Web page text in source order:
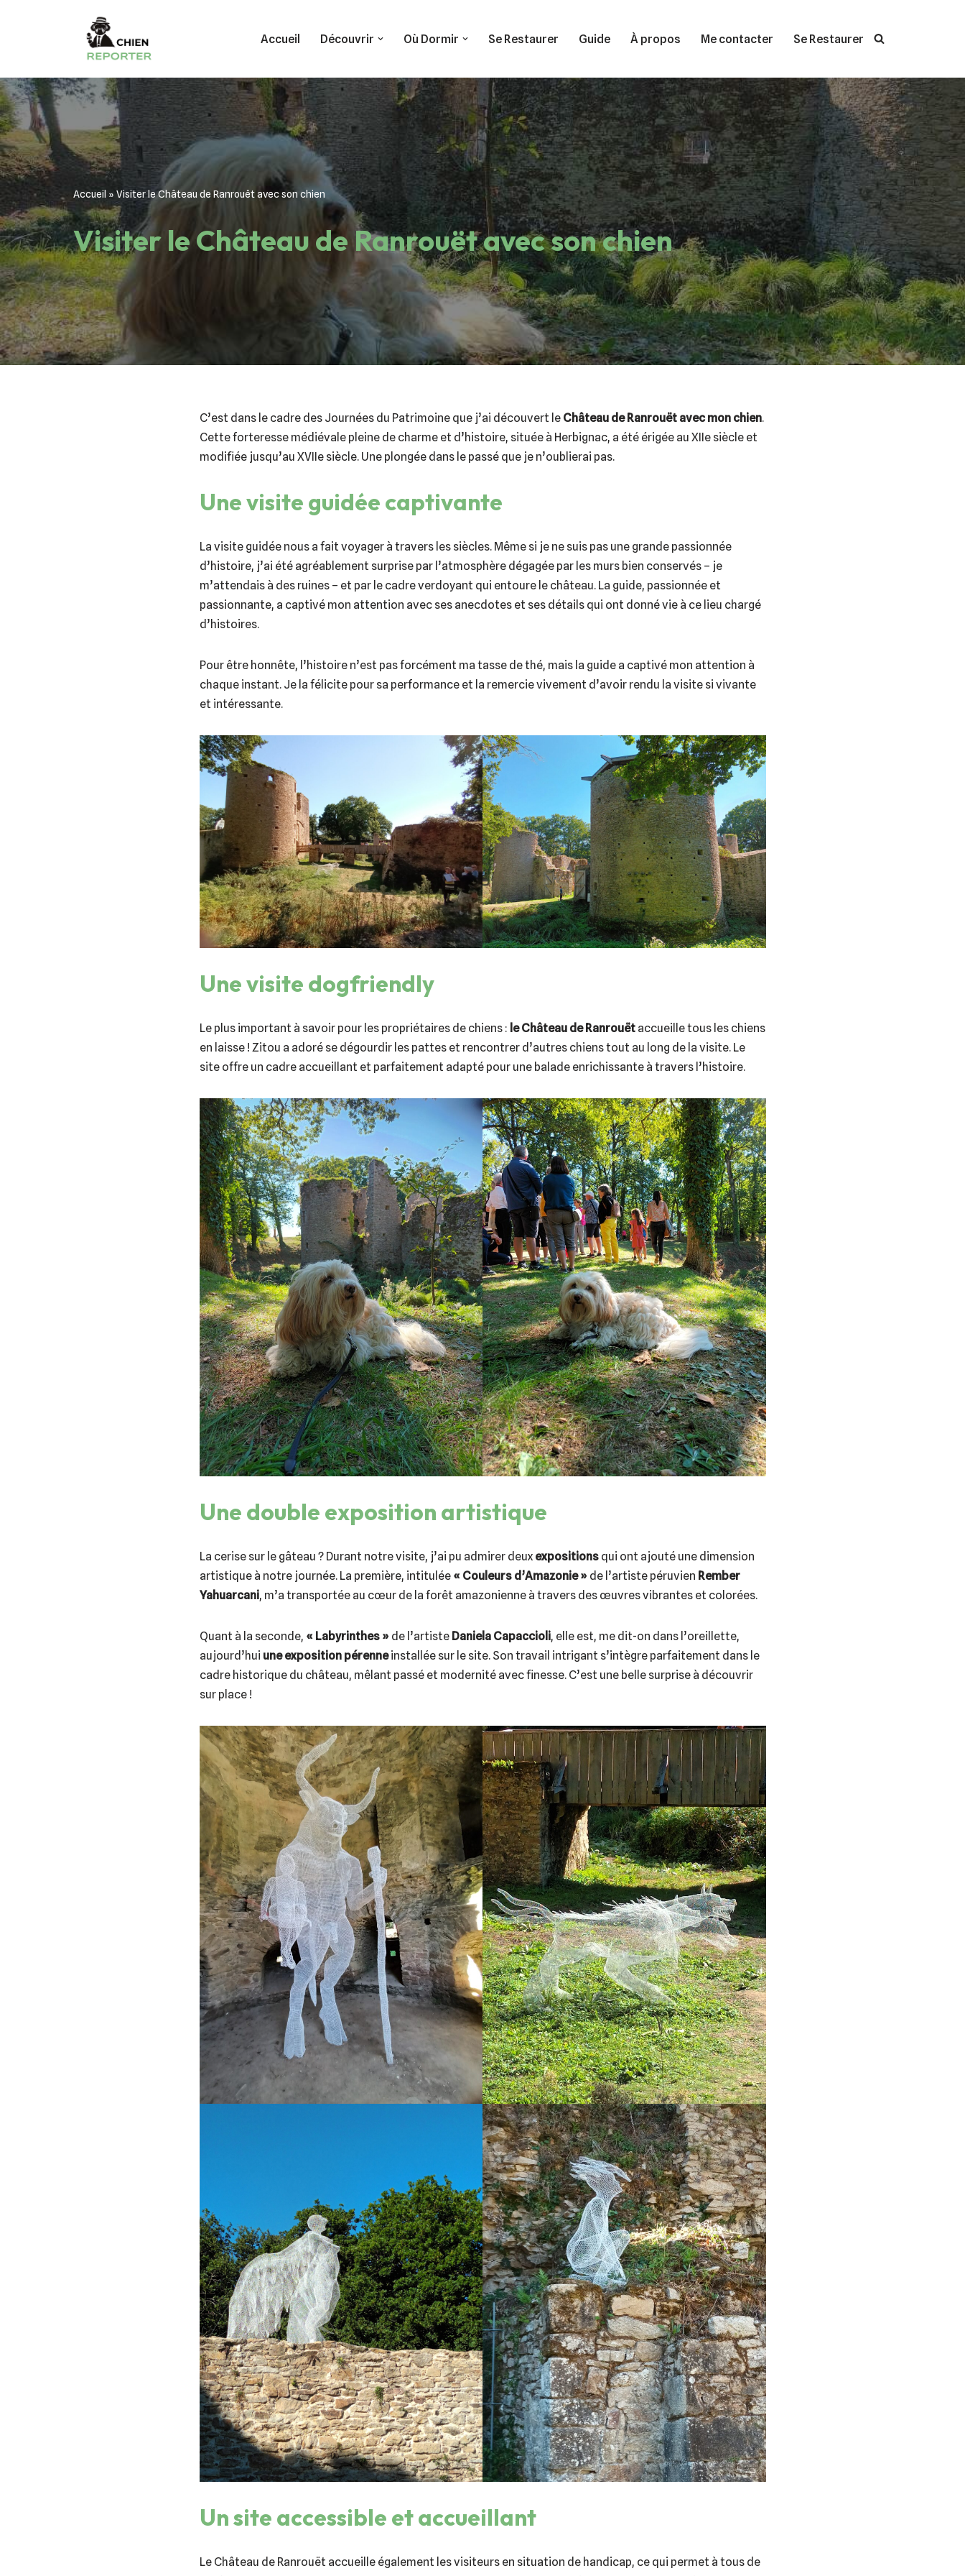
contenu
Accueil Découvrir Où Dormir Se Restaurer Guide À propos Me contacter Se Restaurer
Accueil » Visiter le Château de Ranrouët avec son chien
Visiter le Château de Ranrouët avec son chien
C’est dans le cadre des Journées du Patrimoine que j’ai découvert le Château de Ranrouët avec mon chien.
Cette forteresse médiévale pleine de charme et d’histoire, située à Herbignac, a été érigée au XIIe siècle et
modifiée jusqu’au XVIIe siècle. Une plongée dans le passé que je n’oublierai pas.
Une visite guidée captivante
La visite guidée nous a fait voyager à travers les siècles. Même si je ne suis pas une grande passionnée
d’histoire, j’ai été agréablement surprise par l’atmosphère dégagée par les murs bien conservés – je
m’attendais à des ruines – et par le cadre verdoyant qui entoure le château. La guide, passionnée et
passionnante, a captivé mon attention avec ses anecdotes et ses détails qui ont donné vie à ce lieu chargé
d’histoires.
Pour être honnête, l’histoire n’est pas forcément ma tasse de thé, mais la guide a captivé mon attention à
chaque instant. Je la félicite pour sa performance et la remercie vivement d’avoir rendu la visite si vivante
et intéressante.
Une visite dogfriendly
Le plus important à savoir pour les propriétaires de chiens : le Château de Ranrouëtaccueille tous les chiens
en laisse ! Zitou a adoré se dégourdir les pattes et rencontrer d’autres chiens tout au long de la visite. Le
site offre un cadre accueillant et parfaitement adapté pour une balade enrichissante à travers l’histoire.
Une double exposition artistique
La cerise sur le gâteau ? Durant notre visite, j’ai pu admirer deux expositionsqui ont ajouté une dimension
artistique à notre journée. La première, intitulée « Couleurs d’Amazonie » de l’artiste péruvien Rember
Yahuarcani, m’a transportée au cœur de la forêt amazonienne à travers des œuvres vibrantes et colorées.
Quant à la seconde, « Labyrinthes » de l’artiste Daniela Capaccioli, elle est, me dit-on dans l’oreillette,
aujourd’hui une exposition pérenneinstallée sur le site. Son travail intrigant s’intègre parfaitement dans le
cadre historique du château, mêlant passé et modernité avec finesse. C’est une belle surprise à découvrir
sur place !
Un site accessible et accueillant
Le Château de Ranrouët accueille également les visiteurs en situation de handicap, ce qui permet à tous de